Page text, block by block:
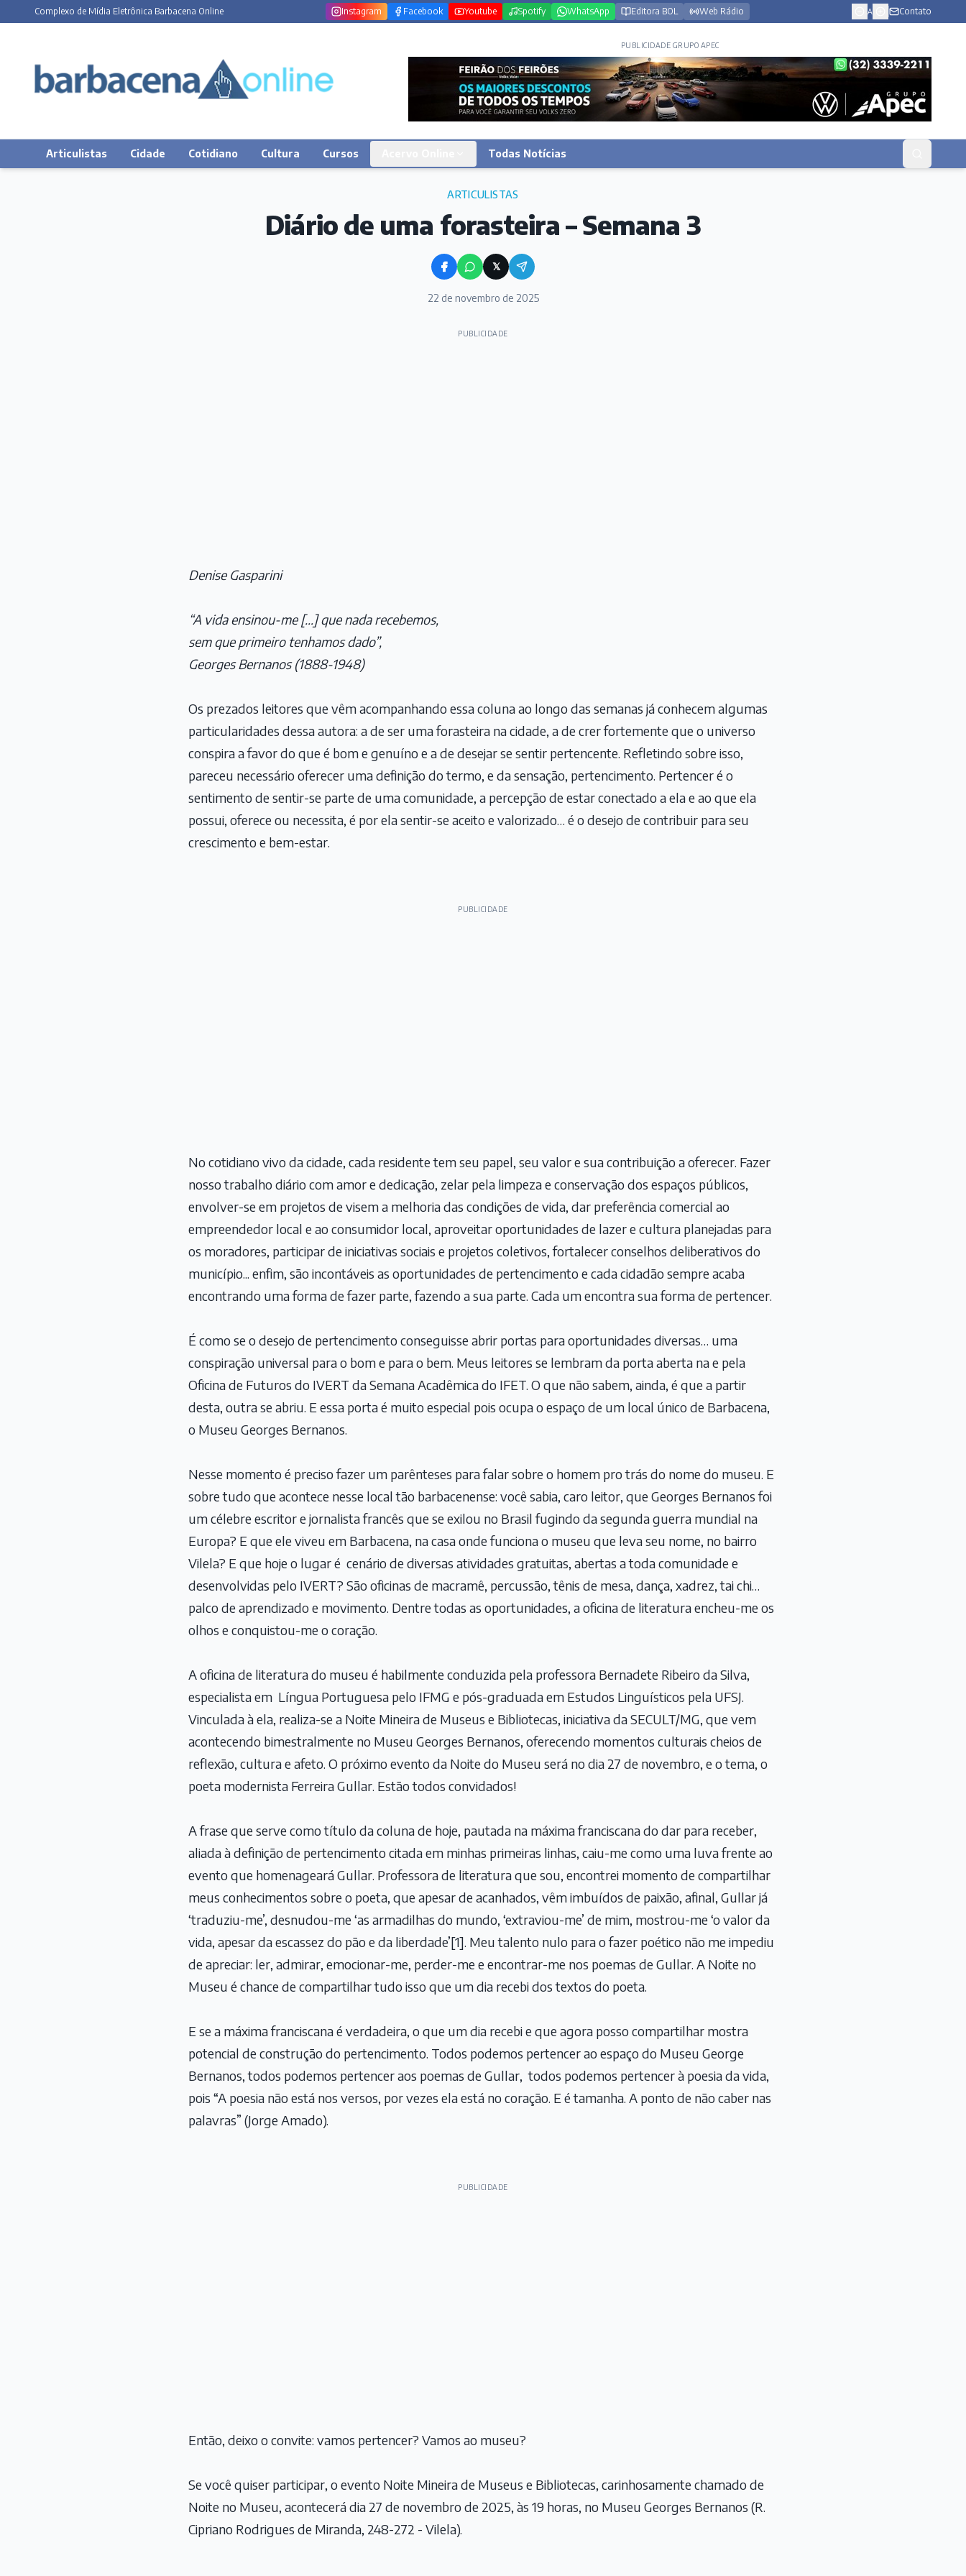
Complexo de Mídia Eletrônica Barbacena Online Instagram Facebook Youtube Spotify WhatsApp Editora BOL Web Rádio A Contato
PUBLICIDADE GRUPO APEC
Articulistas Cidade Cotidiano Cultura Cursos Todas Notícias
ARTICULISTAS
Diário de uma forasteira – Semana 3
𝕏
22 de novembro de 2025
PUBLICIDADE
Denise Gasparini
“A vida ensinou-me […] que nada recebemos,
sem que primeiro tenhamos dado”,
Georges Bernanos (1888-1948)
Os prezados leitores que vêm acompanhando essa coluna ao longo das semanas já conhecem algumas
particularidades dessa autora: a de ser uma forasteira na cidade, a de crer fortemente que o universo
conspira a favor do que é bom e genuíno e a de desejar se sentir pertencente. Refletindo sobre isso,
pareceu necessário oferecer uma definição do termo, e da sensação, pertencimento. Pertencer é o
sentimento de sentir-se parte de uma comunidade, a percepção de estar conectado a ela e ao que ela
possui, oferece ou necessita, é por ela sentir-se aceito e valorizado… é o desejo de contribuir para seu
crescimento e bem-estar.
PUBLICIDADE
No cotidiano vivo da cidade, cada residente tem seu papel, seu valor e sua contribuição a oferecer. Fazer
nosso trabalho diário com amor e dedicação, zelar pela limpeza e conservação dos espaços públicos,
envolver-se em projetos de visem a melhoria das condições de vida, dar preferência comercial ao
empreendedor local e ao consumidor local, aproveitar oportunidades de lazer e cultura planejadas para
os moradores, participar de iniciativas sociais e projetos coletivos, fortalecer conselhos deliberativos do
município... enfim, são incontáveis as oportunidades de pertencimento e cada cidadão sempre acaba
encontrando uma forma de fazer parte, fazendo a sua parte. Cada um encontra sua forma de pertencer.
É como se o desejo de pertencimento conseguisse abrir portas para oportunidades diversas… uma
conspiração universal para o bom e para o bem. Meus leitores se lembram da porta aberta na e pela
Oficina de Futuros do IVERT da Semana Acadêmica do IFET. O que não sabem, ainda, é que a partir
desta, outra se abriu. E essa porta é muito especial pois ocupa o espaço de um local único de Barbacena,
o Museu Georges Bernanos.
Nesse momento é preciso fazer um parênteses para falar sobre o homem pro trás do nome do museu. E
sobre tudo que acontece nesse local tão barbacenense: você sabia, caro leitor, que Georges Bernanos foi
um célebre escritor e jornalista francês que se exilou no Brasil fugindo da segunda guerra mundial na
Europa? E que ele viveu em Barbacena, na casa onde funciona o museu que leva seu nome, no bairro
Vilela? E que hoje o lugar é cenário de diversas atividades gratuitas, abertas a toda comunidade e
desenvolvidas pelo IVERT? São oficinas de macramê, percussão, tênis de mesa, dança, xadrez, tai chi…
palco de aprendizado e movimento. Dentre todas as oportunidades, a oficina de literatura encheu-me os
olhos e conquistou-me o coração.
A oficina de literatura do museu é habilmente conduzida pela professora Bernadete Ribeiro da Silva,
especialista em Língua Portuguesa pelo IFMG e pós-graduada em Estudos Linguísticos pela UFSJ.
Vinculada à ela, realiza-se a Noite Mineira de Museus e Bibliotecas, iniciativa da SECULT/MG, que vem
acontecendo bimestralmente no Museu Georges Bernanos, oferecendo momentos culturais cheios de
reflexão, cultura e afeto. O próximo evento da Noite do Museu será no dia 27 de novembro, e o tema, o
poeta modernista Ferreira Gullar. Estão todos convidados!
A frase que serve como título da coluna de hoje, pautada na máxima franciscana do dar para receber,
aliada à definição de pertencimento citada em minhas primeiras linhas, caiu-me como uma luva frente ao
evento que homenageará Gullar. Professora de literatura que sou, encontrei momento de compartilhar
meus conhecimentos sobre o poeta, que apesar de acanhados, vêm imbuídos de paixão, afinal, Gullar já
‘traduziu-me’, desnudou-me ‘as armadilhas do mundo, ‘extraviou-me’ de mim, mostrou-me ‘o valor da
vida, apesar da escassez do pão e da liberdade’[1]. Meu talento nulo para o fazer poético não me impediu
de apreciar: ler, admirar, emocionar-me, perder-me e encontrar-me nos poemas de Gullar. A Noite no
Museu é chance de compartilhar tudo isso que um dia recebi dos textos do poeta.
E se a máxima franciscana é verdadeira, o que um dia recebi e que agora posso compartilhar mostra
potencial de construção do pertencimento. Todos podemos pertencer ao espaço do Museu George
Bernanos, todos podemos pertencer aos poemas de Gullar, todos podemos pertencer à poesia da vida,
pois “A poesia não está nos versos, por vezes ela está no coração. E é tamanha. A ponto de não caber nas
palavras” (Jorge Amado).
PUBLICIDADE
Então, deixo o convite: vamos pertencer? Vamos ao museu?
Se você quiser participar, o evento Noite Mineira de Museus e Bibliotecas, carinhosamente chamado de
Noite no Museu, acontecerá dia 27 de novembro de 2025, às 19 horas, no Museu Georges Bernanos (R.
Cipriano Rodrigues de Miranda, 248-272 - Vilela).